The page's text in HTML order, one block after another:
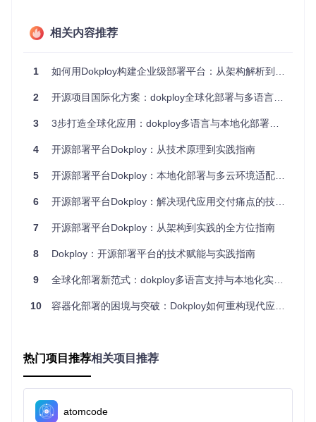
2.1 核心架构设计
备高度的可扩展性和定制化能力，用户可以根据自身需求灵活
提供可视化操作界面。数据持久层采用PostgreSQL作为主数
并发处理能力。任务调度层通过部署队列机制实现任务的有序
下。集成适配层则通过标准化接口实现与各类第三方服务的无
2.2 AI辅助部署系统
Dokploy的AI助手功能基于机器学习模型构建，能够分析项目
依赖关系和历史部署数据，为用户提供个性化的部署建议。AI
录，包含模型推理、配置生成和优化建议三个核心模块。
适用场景：对于复杂微服务架构或初次使用Dokploy的团队，A
2.3 多云集成框架
Dokploy的多云集成能力通过抽象化云服务接口实现，支持AW
S、Azure、Google Cloud等主流云平台。平台提供统一的资
源管理界面，用户可以在单一控制台中管理不同云环境的资
相关内容推荐
1 如何用Dokploy构建企业级部署平台：从架构解析到生态扩展
2 开源项目国际化方案：dokploy全球化部署与多语言适配指南
3 3步打造全球化应用：dokploy多语言与本地化部署实战指南
4 开源部署平台Dokploy：从技术原理到实践指南
5 开源部署平台Dokploy：本地化部署与多云环境适配指南
6 开源部署平台Dokploy：解决现代应用交付痛点的技术方案与商业价值
7 开源部署平台Dokploy：从架构到实践的全方位指南
8 Dokploy：开源部署平台的技术赋能与实践指南
9 全球化部署新范式：dokploy多语言支持与本地化实践指南
10 容器化部署的困境与突破：Dokploy如何重构现代应用交付流程
热门项目推荐相关项目推荐
atomcode